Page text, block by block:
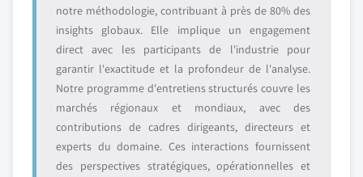
notre méthodologie, contribuant à près de 80% des
insights globaux. Elle implique un engagement
direct avec les participants de l'industrie pour
garantir l'exactitude et la profondeur de l'analyse.
Notre programme d'entretiens structurés couvre les
marchés régionaux et mondiaux, avec des
contributions de cadres dirigeants, directeurs et
experts du domaine. Ces interactions fournissent
des perspectives stratégiques, opérationnelles et